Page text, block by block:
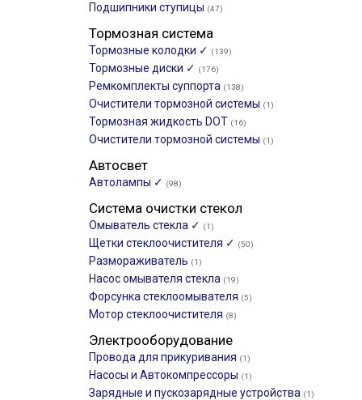
Подшипники ступицы (47)
Тормозная система
Тормозные колодки ✓ (139)
Тормозные диски ✓ (176)
Ремкомплекты суппорта (138)
Очистители тормозной системы (1)
Тормозная жидкость DOT (16)
Очистители тормозной системы (1)
Автосвет
Автолампы ✓ (98)
Система очистки стекол
Омыватель стекла ✓ (1)
Щетки стеклоочистителя ✓ (50)
Размораживатель (1)
Насос омывателя стекла (19)
Форсунка стеклоомывателя (5)
Мотор стеклоочистителя (8)
Электрооборудование
Провода для прикуривания (1)
Насосы и Автокомпрессоры (1)
Зарядные и пускозарядные устройства (1)